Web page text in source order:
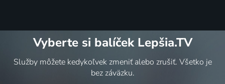
Vyberte si balíček Lepšia.TV
Služby môžete kedykoľvek zmeniť alebo zrušiť. Všetko je
bez záväzku.